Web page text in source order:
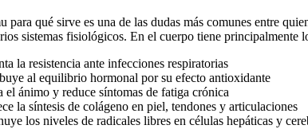
para qué sirvees una de las dudas más comunes entre
sistemas fisiológicos. En el cuerpo tiene principalmente
la resistencia ante infecciones respiratorias
al equilibrio hormonal por su efecto antioxidante
el ánimo y reduce síntomas de fatiga crónica
la síntesis de colágeno en piel, tendones y articulaciones
los niveles de radicales libres en células hepáticas y